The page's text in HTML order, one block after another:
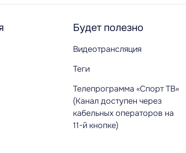
Будет полезно
Видеотрансляция
Теги
Телепрограмма «Спорт ТВ»
(Канал доступен через
кабельных операторов на
11-й кнопке)